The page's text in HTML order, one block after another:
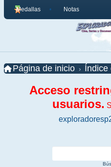
Medallas Notas
Página de inicio Índice
Acceso
usuarios.